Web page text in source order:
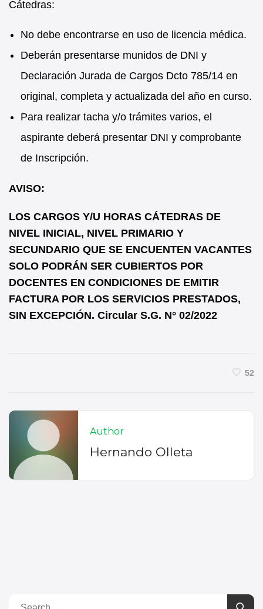
Cátedras:
No debe encontrarse en uso de licencia médica.
Deberán presentarse munidos de DNI y
Declaración Jurada de Cargos Dcto 785/14 en
original, completa y actualizada del año en curso.
Para realizar tacha y/o trámites varios, el
aspirante deberá presentar DNI y comprobante
de Inscripción.
AVISO:
LOS CARGOS Y/U HORAS CÁTEDRAS DE
NIVEL INICIAL, NIVEL PRIMARIO Y
SECUNDARIO QUE SE ENCUENTEN VACANTES
SOLO PODRÁN SER CUBIERTOS POR
DOCENTES EN CONDICIONES DE EMITIR
FACTURA POR LOS SERVICIOS PRESTADOS,
SIN EXCEPCIÓN. Circular S.G. N° 02/2022
52
Author
Hernando Olleta